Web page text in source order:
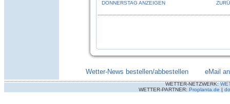
DONNERSTAG ANZEIGEN
Wetter-News bestellen/abbestellen eMail
WETTER-NETZWERK:
WETTER-PARTNER: Proplanta.de |